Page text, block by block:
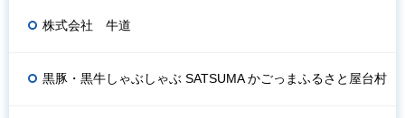
株式会社 牛道
黒豚・黒牛しゃぶしゃぶ SATSUMA かごっまふるさと屋台村